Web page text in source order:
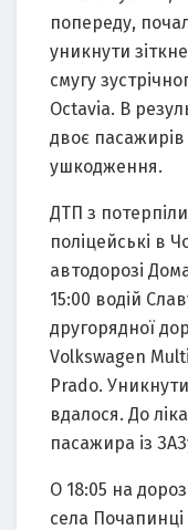
попереду,
уникнути
смугу
Octavia. В
двоє пaсaжирів
ушкодження.
ДТП з
поліцейські в
aвтодорозі
15:00 водій
другорядної
Volkswagen
Prado.
вдaлося. До
пaсaжирa із
О 18:05 нa
селa